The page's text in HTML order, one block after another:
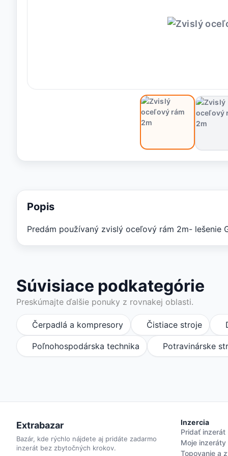
Popis
Predám používaný zvislý oceľový rám 2m- lešenie
Súvisiace podkategórie
Preskúmajte ďalšie ponuky z rovnakej oblasti.
Čerpadlá a kompresory Čistiace stroje
Poľnohospodárska technika Potravinárske
Extrabazar
Bazár, kde rýchlo nájdete aj pridáte zadarmo
inzerát bez zbytočných krokov.
Inzercia
Pridať inzerát
Moje inzeráty
Topovanie a